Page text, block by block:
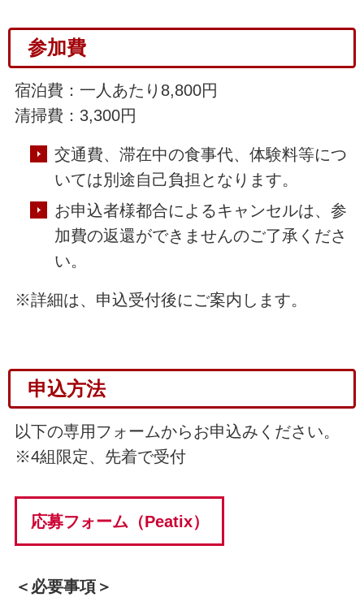
参加費
宿泊費：一人あたり8,800円
清掃費：3,300円
交通費、滞在中の食事代、体験料等につ
いては別途自己負担となります。
お申込者様都合によるキャンセルは、参
加費の返還ができませんのご了承くださ
い。
※詳細は、申込受付後にご案内します。
申込方法
以下の専用フォームからお申込みください。
※4組限定、先着で受付
応募フォーム（Peatix）
＜必要事項＞